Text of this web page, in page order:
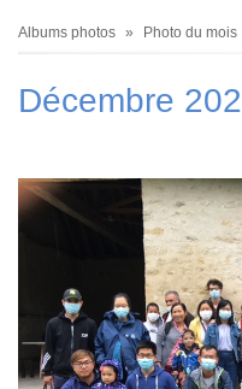
Fil
Albums photos Photo du mois
Décembre